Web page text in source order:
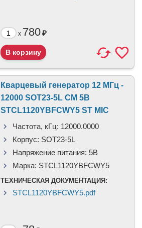
x 780₽
Кварцевый генератор 12 МГц -
12000 SOT23-5L CM 5В
STCL1120YBFCWY5 ST MIC
Частота, кГц: 12000.0000
Корпус: SOT23-5L
Напряжение питания: 5В
Марка: STCL1120YBFCWY5
ТЕХНИЧЕСКАЯ ДОКУМЕНТАЦИЯ:
STCL1120YBFCWY5.pdf